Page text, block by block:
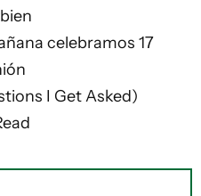
celebramos 17
I Get Asked)